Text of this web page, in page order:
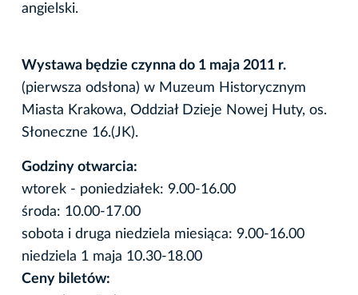
angielski.
Wystawa będzie czynna do 1 maja 2011 r.
(pierwsza odsłona) w Muzeum Historycznym
Miasta Krakowa, Oddział Dzieje Nowej Huty, os.
Słoneczne 16.(JK).
Godziny otwarcia:
wtorek - poniedziałek: 9.00-16.00
środa: 10.00-17.00
sobota i druga niedziela miesiąca: 9.00-16.00
niedziela 1 maja 10.30-18.00
Ceny biletów: